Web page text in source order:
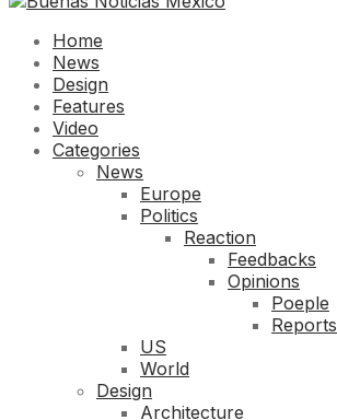
Home
News
Design
Features
Video
Categories
News
Europe
Politics
Reaction
Feedbacks
Opinions
Poeple
Reports
US
World
Design
Architecture